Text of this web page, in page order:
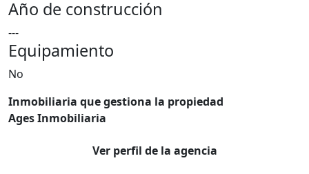
Año de construcción
---
Equipamiento
No
Inmobiliaria que gestiona la propiedad
Ages Inmobiliaria
Ver perfil de la agencia